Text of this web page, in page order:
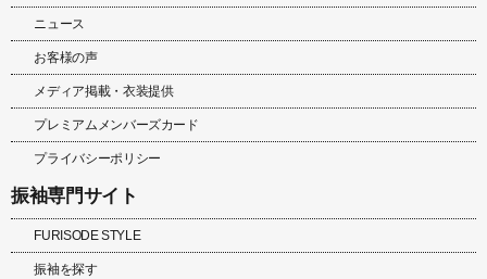
ニュース
お客様の声
メディア掲載・衣装提供
プレミアムメンバーズカード
プライバシーポリシー
振袖専門サイト
FURISODE STYLE
振袖を探す